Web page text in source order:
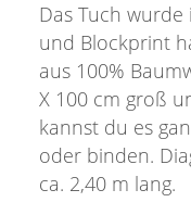
Das Tuch
und Blockprint
aus 100%
X 100 cm groß
kannst du es
oder binden.
ca. 2,40 m lang.